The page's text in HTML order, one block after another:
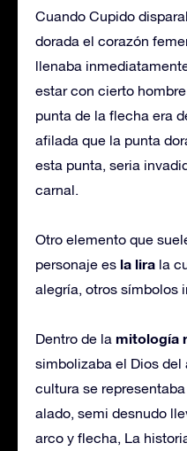
Cuando Cupido
dorada el corazón
llenaba
estar con cierto
punta de la flecha era
afilada que la punta
esta punta, seria
carnal.
Otro elemento que
personaje es la lira la
alegría, otros símbolos
Dentro de la mitología
simbolizaba el Dios del
cultura se
alado, semi desnudo
arco y flecha, La